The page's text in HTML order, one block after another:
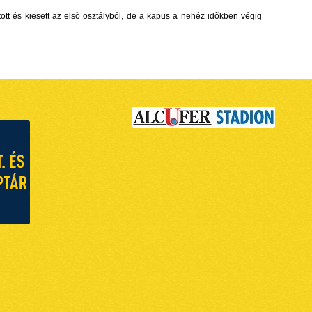
és kiesett az elsõ osztályból, de a kapus a nehéz idõkben végig